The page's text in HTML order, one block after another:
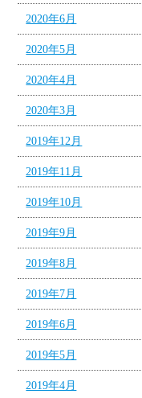
2020年6月
2020年5月
2020年4月
2020年3月
2019年12月
2019年11月
2019年10月
2019年9月
2019年8月
2019年7月
2019年6月
2019年5月
2019年4月